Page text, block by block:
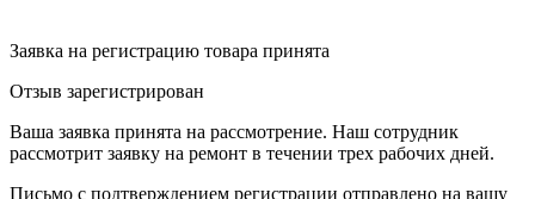
Заявка на регистрацию товара принята
Отзыв зарегистрирован
Ваша заявка принята на рассмотрение. Наш сотрудник
рассмотрит заявку на ремонт в течении трех рабочих дней.
Письмо с подтверждением регистрации отправлено на вашу